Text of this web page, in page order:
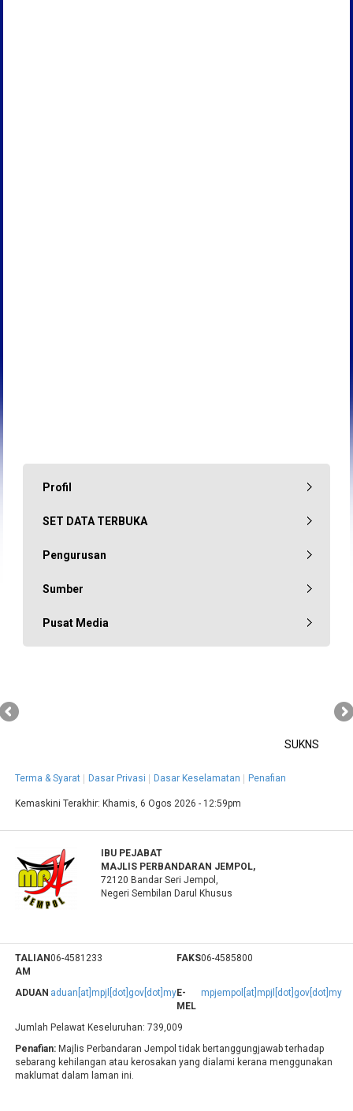
Profil
SET DATA TERBUKA
Pengurusan
Sumber
Pusat Media
SUKNS
Terma & Syarat Dasar Privasi Dasar Keselamatan Penafian
Kemaskini Terakhir: Khamis, 6 Ogos 2026 - 12:59pm
IBU PEJABAT
MAJLIS PERBANDARAN JEMPOL,
72120 Bandar Seri Jempol,
Negeri Sembilan Darul Khusus
TALIAN
AM
06-4581233 FAKS06-4585800
ADUAN aduan[at]mpjl[dot]gov[dot]myE-
MEL
mpjempol[at]mpjl[dot]gov[dot]my
Jumlah Pelawat Keseluruhan:739,009
Penafian: Majlis Perbandaran Jempol tidak bertanggungjawab terhadap
sebarang kehilangan atau kerosakan yang dialami kerana menggunakan
maklumat dalam laman ini.